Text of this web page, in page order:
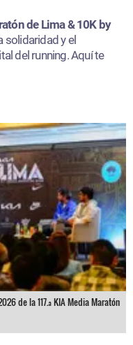
de Lima & 10K by
solidaridad y el
del running. Aquí te
de la 117.ª KIA Media Maratón